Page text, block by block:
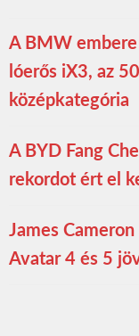
A BMW
lóerős iX3, az
középkategória
A BYD Fang
rekordot ért el
James
Avatar 4 és 5